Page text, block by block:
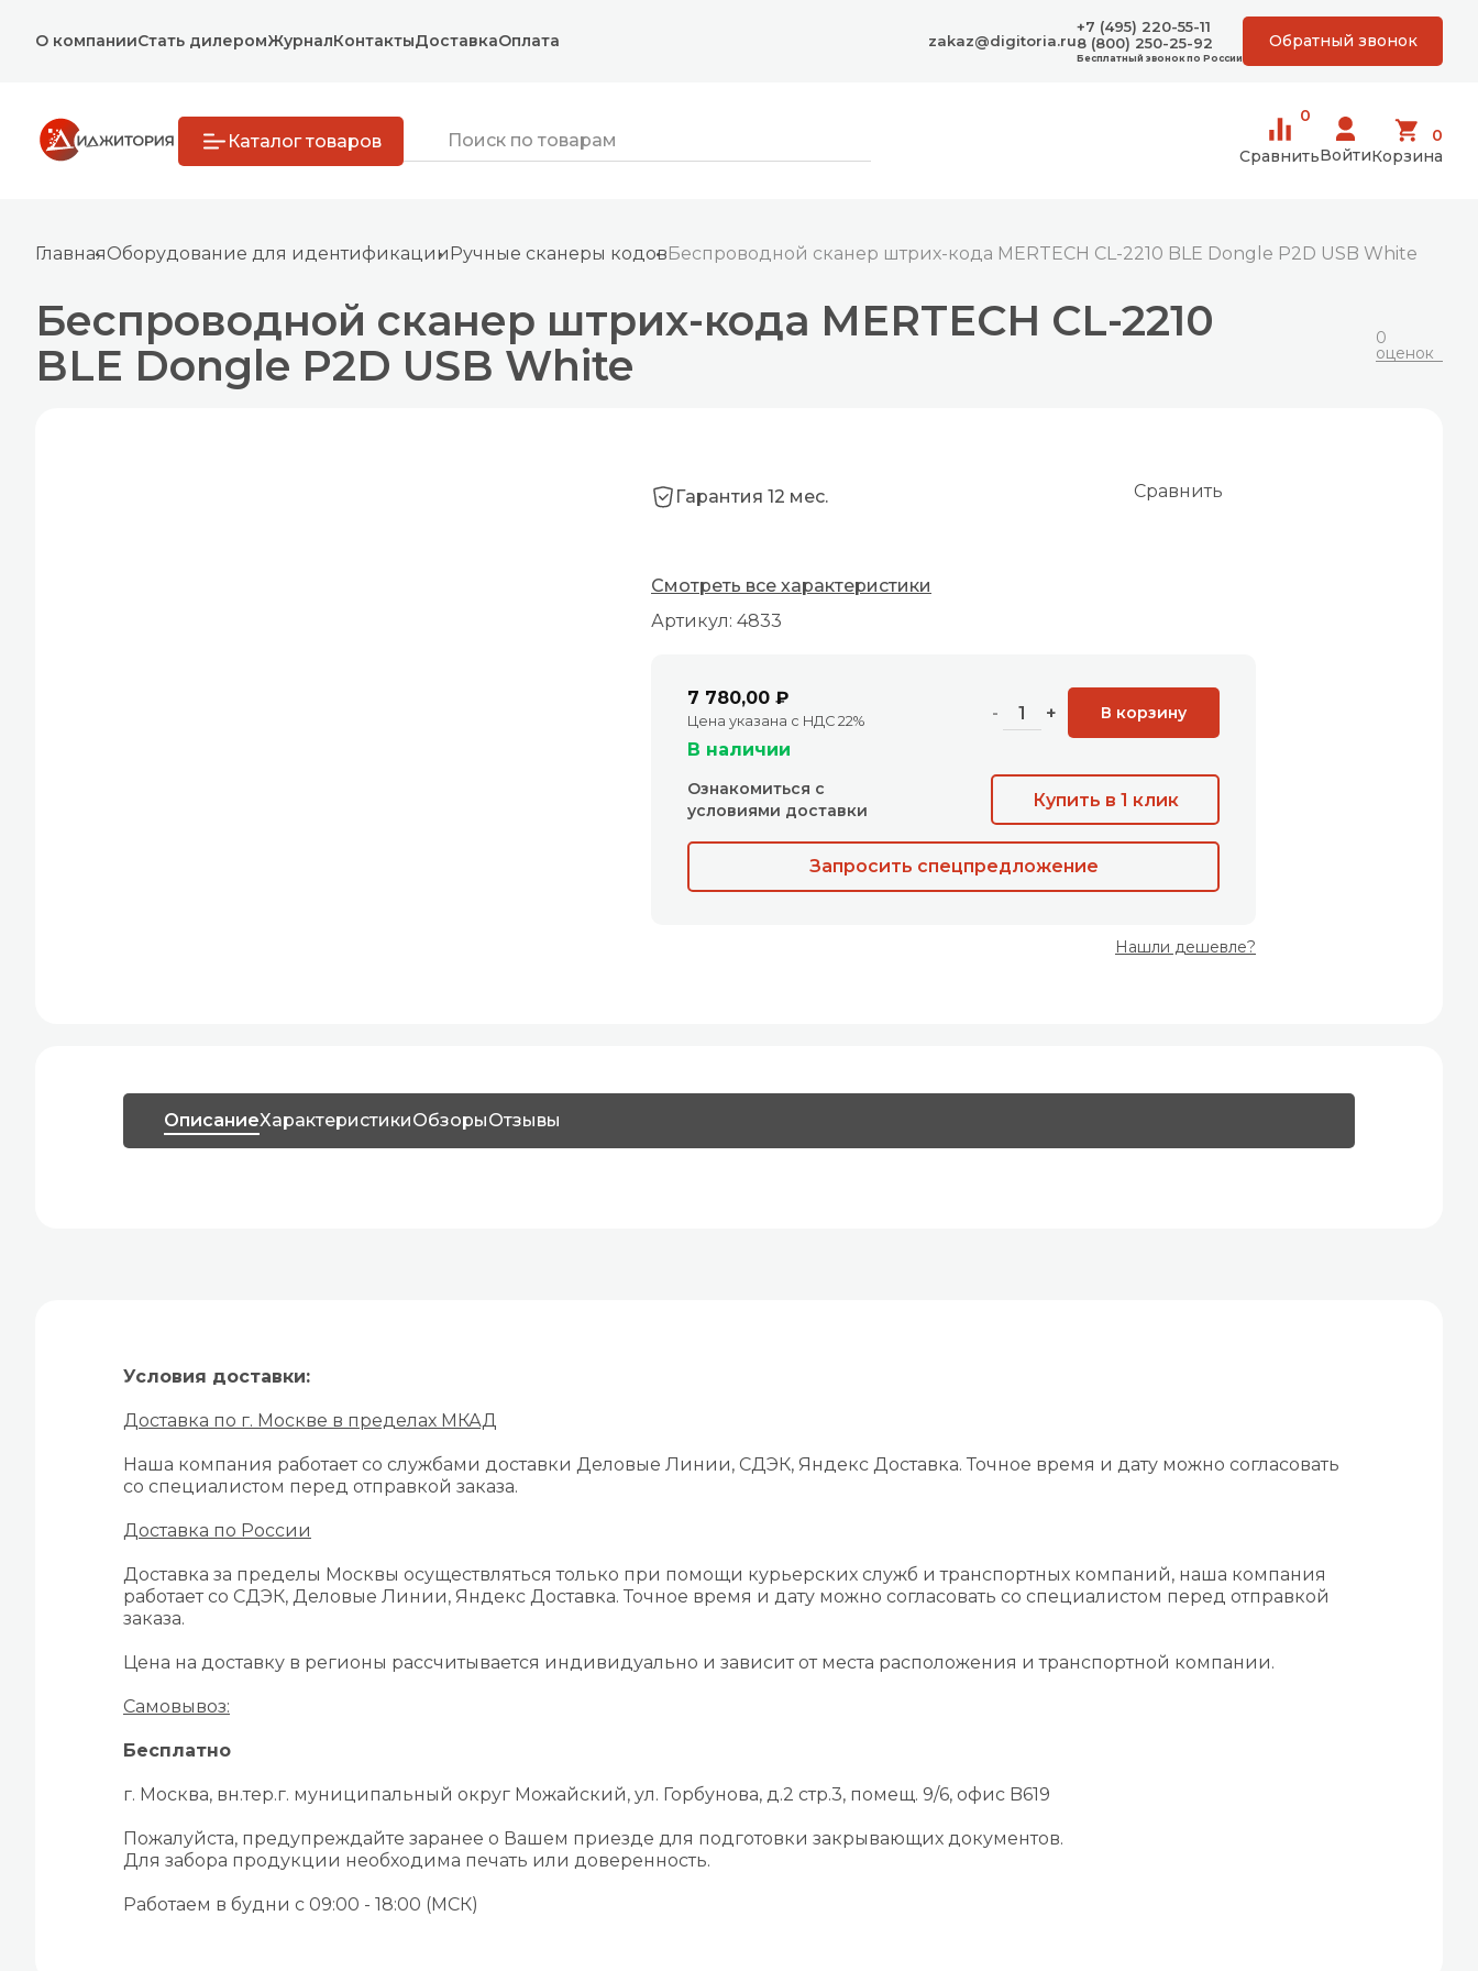
О компанииСтать дилеромЖурналКонтактыДоставкаОплата zakaz@digitoria.ru
+7 (495) 220-55-11
8 (800) 250-25-92
Бесплатный звонок по России
Обратный звонок
Каталог товаров
0
СравнитьВойти
0
Корзина
ГлавнаяОборудование для идентификацииРучные сканеры кодовБеспроводной сканер штрих-кода MERTECH CL-2210 BLE Dongle P2D USB White
Беспроводной сканер штрих-кода MERTECH CL-2210
BLE Dongle P2D USB White
0
оценок
Артикул: 4833
Сравнить
Гарантия 12 мес.
Смотреть все характеристики
7 780,00 ₽
Цена указана с НДС 22%
В наличии
- +
Ознакомиться с
условиями доставки
Купить в 1 клик
В корзину
Запросить спецпредложение
Нашли дешевле?
ОписаниеХарактеристикиОбзорыОтзывы
Условия доставки:
Доставка по г. Москве в пределах МКАД
Наша компания работает со службами доставки Деловые Линии, СДЭК, Яндекс Доставка. Точное время и дату можно согласовать
со специалистом перед отправкой заказа.
Доставка по России
Доставка за пределы Москвы осуществляться только при помощи курьерских служб и транспортных компаний, наша компания
работает со СДЭК, Деловые Линии, Яндекс Доставка. Точное время и дату можно согласовать со специалистом перед отправкой
заказа.
Цена на доставку в регионы рассчитывается индивидуально и зависит от места расположения и транспортной компании.
Самовывоз:
Бесплатно
г. Москва, вн.тер.г. муниципальный округ Можайский, ул. Горбунова, д.2 стр.3, помещ. 9/6, офис B619
Пожалуйста, предупреждайте заранее о Вашем приезде для подготовки закрывающих документов.
Для забора продукции необходима печать или доверенность.
Работаем в будни с 09:00 - 18:00 (МСК)